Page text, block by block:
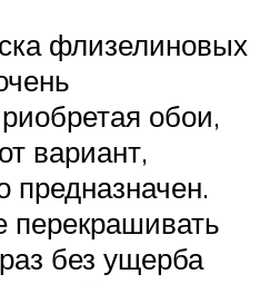
флизелиновых
обои,
вариант,
предназначен.
перекрашивать
без ущерба